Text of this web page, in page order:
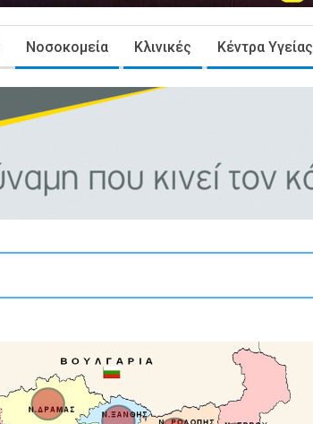
Νοσοκομεία Κλινικές Κέντρα Υγείας